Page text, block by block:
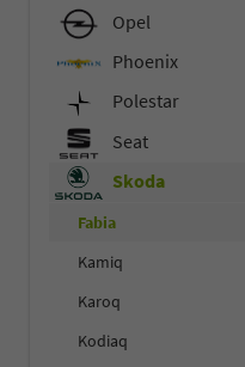
Opel
Phoenix
Polestar
Seat
Skoda
Fabia
Kamiq
Karoq
Kodiaq